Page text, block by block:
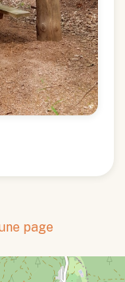
page